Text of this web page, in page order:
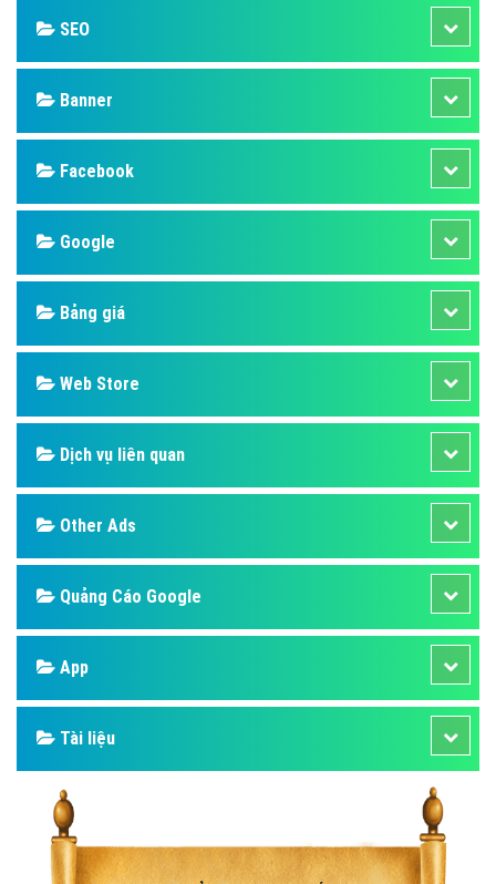
SEO
Banner
Facebook
Google
Bảng giá
Web Store
Dịch vụ liên quan
Other Ads
Quảng Cáo Google
App
Tài liệu